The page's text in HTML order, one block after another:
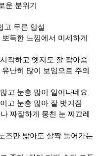
운 분위기
고 무른 압설
득한 느낌에서 미세하게
작하고 엣지도 잘 잡아줌
난히 많이 보임으로 주의
고 눈층 많이 일어나네요
고 눈층 많아 잘 벗겨짐
짜잘하게 뭉친 눈 찌끄레
즈만 밟아도 살짝 들어가는